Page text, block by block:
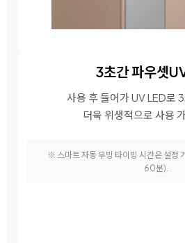
3초간 파우셋
사용 후 들어가 UV LED로
더욱 위생적으로 사용
※ 스마트 자동 무빙 타이밍 시간은 설정
60분).